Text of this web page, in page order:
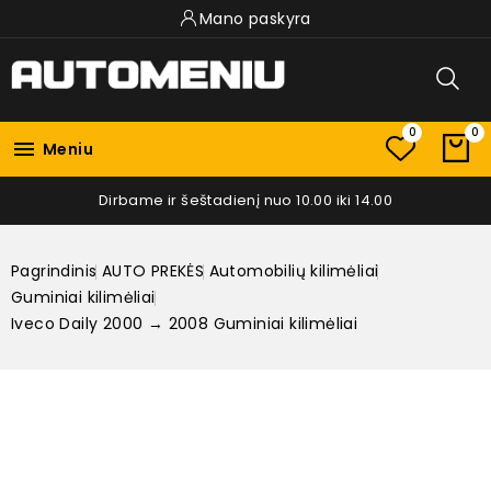
Mano paskyra
 Meniu
0 0
Dirbame ir šeštadienį nuo 10.00 iki 14.00
Pagrindinis AUTO PREKĖS Automobilių kilimėliai
Guminiai kilimėliai
Iveco Daily 2000 → 2008 Guminiai kilimėliai